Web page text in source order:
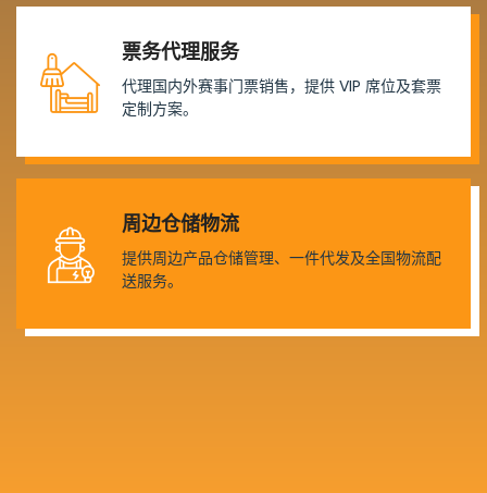
票务代理服务
代理国内外赛事门票销售，提供 VIP 席位及套票
定制方案。
周边仓储物流
提供周边产品仓储管理、一件代发及全国物流配
送服务。